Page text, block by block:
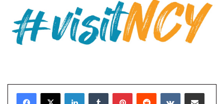
LinkedInTumblr PinterestReddit VKontakteE-Posta ile paylaş